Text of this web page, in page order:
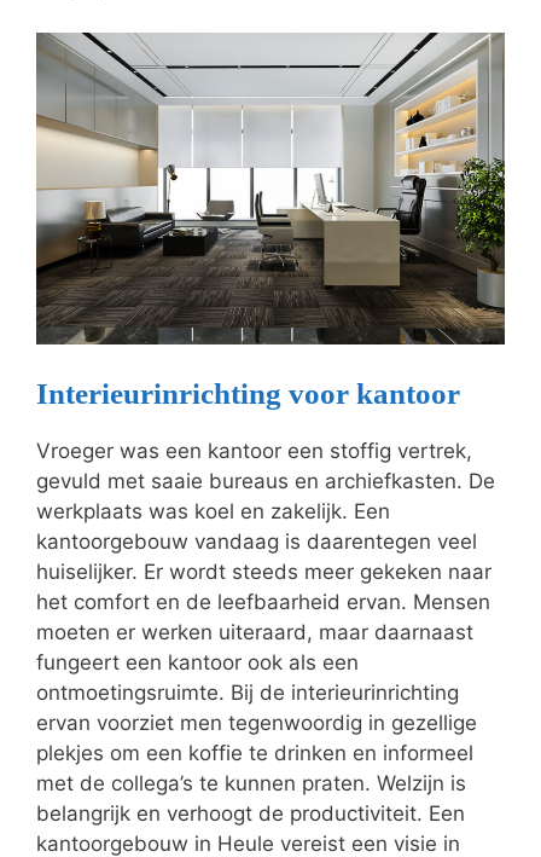
Interieurinrichting voor kantoor
Vroeger was een kantoor een stoffig vertrek,
gevuld met saaie bureaus en archiefkasten. De
werkplaats was koel en zakelijk. Een
kantoorgebouw vandaag is daarentegen veel
huiselijker. Er wordt steeds meer gekeken naar
het comfort en de leefbaarheid ervan. Mensen
moeten er werken uiteraard, maar daarnaast
fungeert een kantoor ook als een
ontmoetingsruimte. Bij de interieurinrichting
ervan voorziet men tegenwoordig in gezellige
plekjes om een koffie te drinken en informeel
met de collega’s te kunnen praten. Welzijn is
belangrijk en verhoogt de productiviteit. Een
kantoorgebouw in Heule vereist een visie in